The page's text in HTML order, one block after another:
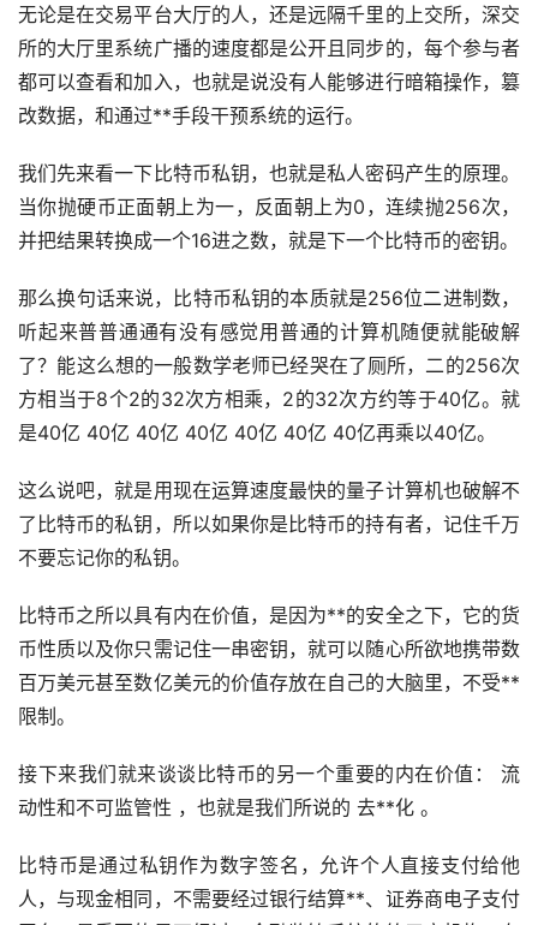
无论是在交易平台大厅的人，还是远隔千里的上交所，深交
所的大厅里系统广播的速度都是公开且同步的，每个参与者
都可以查看和加入，也就是说没有人能够进行暗箱操作，篡
改数据，和通过**手段干预系统的运行。
我们先来看一下比特币私钥，也就是私人密码产生的原理。
当你抛硬币正面朝上为一，反面朝上为0，连续抛256次，
并把结果转换成一个16进之数，就是下一个比特币的密钥。
那么换句话来说，比特币私钥的本质就是256位二进制数，
听起来普普通通有没有感觉用普通的计算机随便就能破解
了？能这么想的一般数学老师已经哭在了厕所，二的256次
方相当于8个2的32次方相乘，2的32次方约等于40亿。就
是40亿 40亿 40亿 40亿 40亿 40亿 40亿再乘以40亿。
这么说吧，就是用现在运算速度最快的量子计算机也破解不
了比特币的私钥，所以如果你是比特币的持有者，记住千万
不要忘记你的私钥。
比特币之所以具有内在价值，是因为**的安全之下，它的货
币性质以及你只需记住一串密钥，就可以随心所欲地携带数
百万美元甚至数亿美元的价值存放在自己的大脑里，不受**
限制。
接下来我们就来谈谈比特币的另一个重要的内在价值： 流
动性和不可监管性 ，也就是我们所说的 去**化 。
比特币是通过私钥作为数字签名，允许个人直接支付给他
人，与现金相同，不需要经过银行结算**、证券商电子支付